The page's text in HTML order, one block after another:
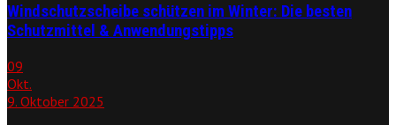
Windschutzscheibe schützen im Winter: Die besten
Schutzmittel & Anwendungstipps
09
Okt.
9. Oktober 2025